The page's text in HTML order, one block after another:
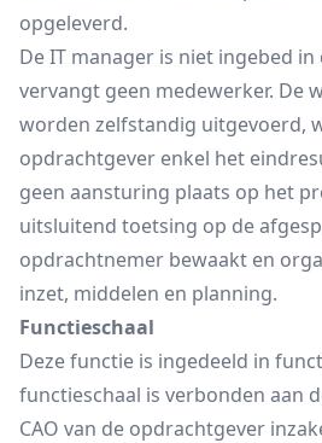
opgeleverd.
De IT manager is niet ingebed
vervangt geen medewerker. De
worden zelfstandig uitgevoerd,
opdrachtgever enkel het
geen aansturing plaats op het
uitsluitend toetsing op de
opdrachtnemer bewaakt en
inzet, middelen en planning.
Functieschaal
Deze functie is ingedeeld in
functieschaal is verbonden aan
CAO van de opdrachtgever